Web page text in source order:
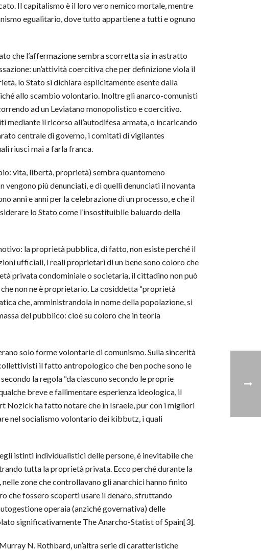
Il capitalismo è il loro vero nemico mortale, mentre
egualitario, dove tutto appartiene a tutti e ognuno
che l’affermazione sembra scorretta sia in astratto
un’attività coercitiva che per definizione viola il
lo Stato si dichiara esplicitamente esente dalla
allo scambio volontario. Inoltre gli anarco-comunisti
ad un Leviatano monopolistico e coercitivo.
il ricorso all’autodifesa armata, o incaricando
centrale di governo, i comitati di vigilantes
riuscì mai a farla franca.
vita, libertà, proprietà) sembra quantomeno
più denunciati, e di quelli denunciati il novanta
anni e anni per la celebrazione di un processo, e che il
lo Stato come l’insostituibile baluardo della
la proprietà pubblica, di fatto, non esiste perché il
ufficiali, i reali proprietari di un bene sono coloro che
privata condominiale o societaria, il cittadino non può
non ne è proprietario. La cosiddetta “proprietà
che, amministrandola in nome della popolazione, si
del pubblico: cioè su coloro che in teoria
solo forme volontarie di comunismo. Sulla sincerità
il fatto antropologico che ben poche sono le
la regola “da ciascuno secondo le proprie
breve e fallimentare esperienza ideologica, il
Nozick ha fatto notare che in Israele, pur con i migliori
nel socialismo volontario dei kibbutz, i quali
istinti individualistici delle persone, è inevitabile che
tutta la proprietà privata. Ecco perché durante la
zone che controllavano gli anarchici hanno finito
che fossero scoperti usare il denaro, sfruttando
operaia (anziché governativa) delle
significativamente The Anarcho-Statist of Spain[3].
N. Rothbard, un’altra serie di caratteristiche